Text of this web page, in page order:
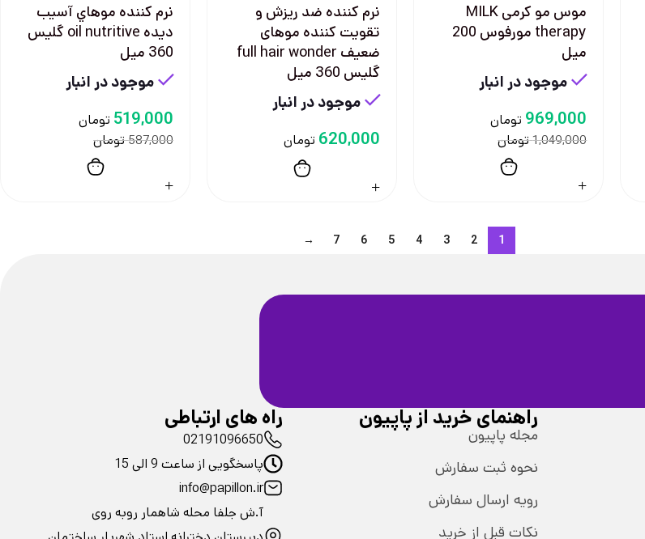
موس مو كرمی MILK
therapy مورفوس 200
ميل
موجود در انبار
1,049,000تومان
969,000 تومان
نرم كننده ضد ريزش و
تقويت كننده موهای
ضعيف full hair wonder
گليس 360 ميل
موجود در انبار
620,000 تومان
نرم كننده موهاي آسيب
ديده oil nutritive گليس
360 ميل
موجود در انبار
587,000تومان
519,000 تومان
1
2
3
4
5
6
7
→
راهنمای خرید از پاپیون
مجله پاپیون
نحوه ثبت سفارش
رویه ارسال سفارش
نکات قبل از خرید
راه های ارتباطی
02191096650
پاسخگویی از ساعت 9 الی 15
info@papillon.ir
آ.ش جلفا محله شاهمار روبه روی